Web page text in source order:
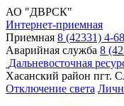
АО "ДВРСК"
Интернет-приемная
Приемная 8 (42331) 4-
Аварийная служба 8
Дальневосточная
Хасанский район пгт.
Отключение света